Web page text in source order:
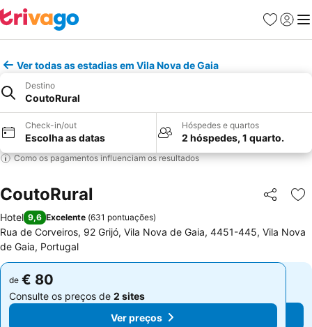
Favoritos
Iniciar
Ver todas as estadias em Vila Nova de Gaia
Destino
CoutoRural
Check-in/out
Escolha as datas
Hóspedes e quartos
2 hóspedes, 1 quarto.
Como os pagamentos influenciam os resultados
CoutoRural Partilhar
Hotel 9,6 Excelente (631 pontuações)
Rua de Corveiros, 92 Grijó, Vila Nova de Gaia, 4451-445, Vila Nova
de Gaia, Portugal
de € 80
Consulte os preços de 2 sites
Ver preços
de € 80
Consulte os preços de 2 sites
Ver preços